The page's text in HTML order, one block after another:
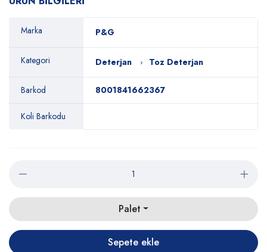
Marka P&G
Kategori Deterjan Toz Deterjan
Barkod 8001841662367
Koli Barkodu
Palet
Sepete ekle